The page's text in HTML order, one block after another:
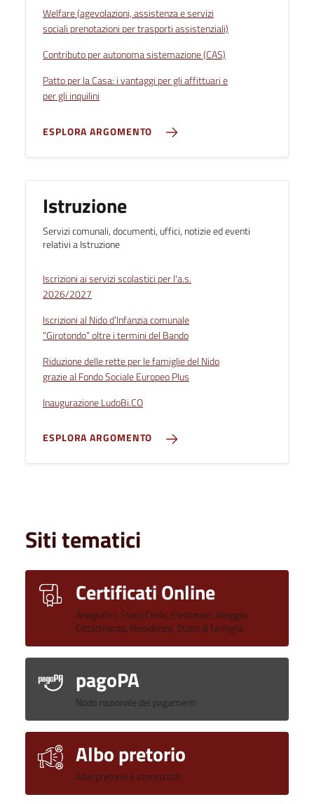
Welfare (agevolazioni, assistenza e servizi
sociali prenotazioni per trasporti assistenziali)
Contributo per autonoma sistemazione (CAS)
Patto per la Casa: i vantaggi per gli affittuari e
per gli inquilini
ESPLORA ARGOMENTO
Istruzione
Servizi comunali, documenti, uffici, notizie ed eventi
relativi a Istruzione
Iscrizioni ai servizi scolastici per l'a.s.
2026/2027
Iscrizioni al Nido d’Infanzia comunale
“Girotondo” oltre i termini del Bando
Riduzione delle rette per le famiglie del Nido
grazie al Fondo Sociale Europeo Plus
Inaugurazione LudoBi.CO
ESPLORA ARGOMENTO
Siti tematici
Certificati Online
Anagrafici, Stato Civile, Elettorale, Alloggio,
Cittadinanza, Residenza, Stato di famiglia
pagoPA
Nodo nazionale dei pagamenti
Albo pretorio
Albo pretorio e storico atti